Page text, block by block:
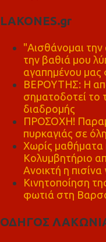
LAKONES.gr
"Αισθάνομαι
την βαθιά μου
αγαπημένου μας
ΒΕΡΟΥΤΗΣ: Η
σηματοδοτεί το
διαδρομής
ΠΡΟΣΟΧΗ!
πυρκαγιάς σε
Χωρίς μαθήματα
Κολυμβητήριο
Ανοικτή η πισίνα
Κινητοποίηση
φωτιά στη
ΟΔΗΓΟΣ